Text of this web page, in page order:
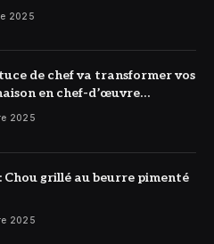
2025
de chef va transformer vos
en chef-d’œuvre
2025
Chou grillé au beurre pimenté
2025